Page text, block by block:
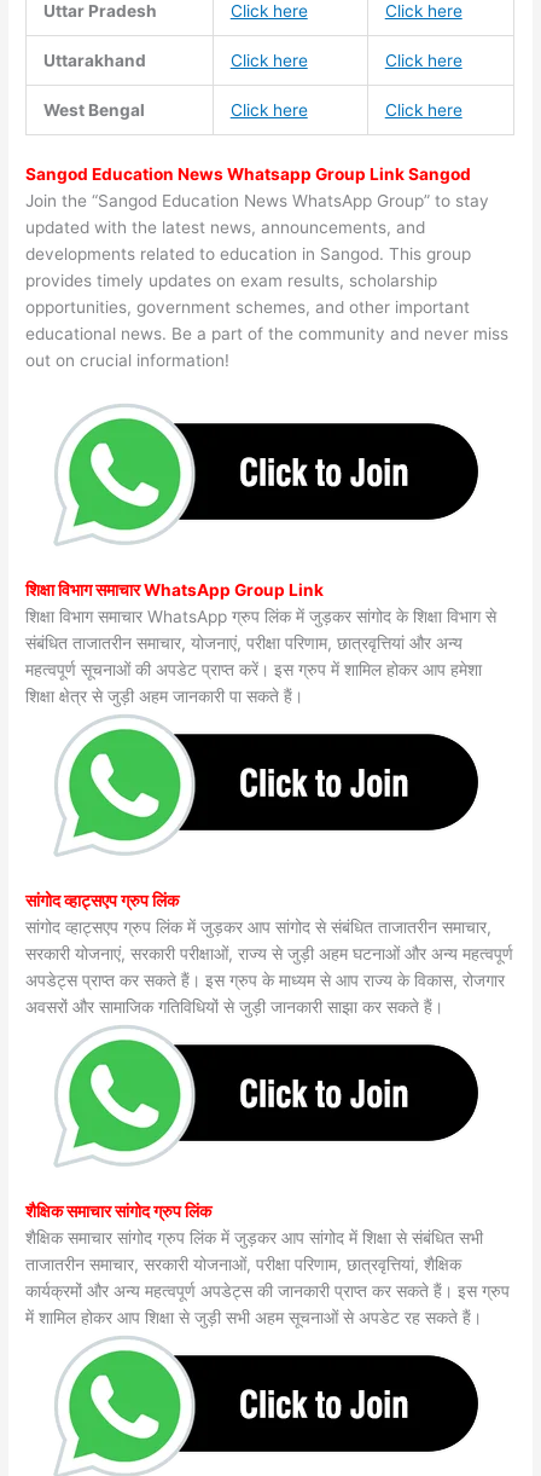
Uttar Pradesh Click here Click here
Uttarakhand Click here Click here
West Bengal Click here Click here
Sangod Education News Whatsapp Group Link Sangod
Join the “Sangod Education News WhatsApp Group” to stay
updated with the latest news, announcements, and
developments related to education in Sangod. This group
provides timely updates on exam results, scholarship
opportunities, government schemes, and other important
educational news. Be a part of the community and never miss
out on crucial information!
शिक्षा विभाग समाचार WhatsApp Group Link
शिक्षा विभाग समाचार WhatsApp ग्रुप लिंक में जुड़कर सांगोद के शिक्षा विभाग से
संबंधित ताजातरीन समाचार, योजनाएं, परीक्षा परिणाम, छात्रवृत्तियां और अन्य
महत्वपूर्ण सूचनाओं की अपडेट प्राप्त करें। इस ग्रुप में शामिल होकर आप हमेशा
शिक्षा क्षेत्र से जुड़ी अहम जानकारी पा सकते हैं।
सांगोद व्हाट्सएप ग्रुप लिंक
सांगोद व्हाट्सएप ग्रुप लिंक में जुड़कर आप सांगोद से संबंधित ताजातरीन समाचार,
सरकारी योजनाएं, सरकारी परीक्षाओं, राज्य से जुड़ी अहम घटनाओं और अन्य महत्वपूर्ण
अपडेट्स प्राप्त कर सकते हैं। इस ग्रुप के माध्यम से आप राज्य के विकास, रोजगार
अवसरों और सामाजिक गतिविधियों से जुड़ी जानकारी साझा कर सकते हैं।
शैक्षिक समाचार सांगोद ग्रुप लिंक
शैक्षिक समाचार सांगोद ग्रुप लिंक में जुड़कर आप सांगोद में शिक्षा से संबंधित सभी
ताजातरीन समाचार, सरकारी योजनाओं, परीक्षा परिणाम, छात्रवृत्तियां, शैक्षिक
कार्यक्रमों और अन्य महत्वपूर्ण अपडेट्स की जानकारी प्राप्त कर सकते हैं। इस ग्रुप
में शामिल होकर आप शिक्षा से जुड़ी सभी अहम सूचनाओं से अपडेट रह सकते हैं।